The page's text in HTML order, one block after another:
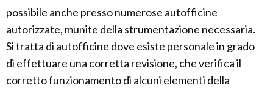
possibile anche presso numerose autofficine
autorizzate, munite della strumentazione necessaria.
Si tratta di autofficine dove esiste personale in grado
di effettuare una corretta revisione, che verifica il
corretto funzionamento di alcuni elementi della